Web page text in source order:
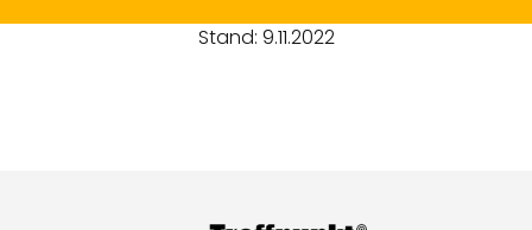
Stand: 9.11.2022